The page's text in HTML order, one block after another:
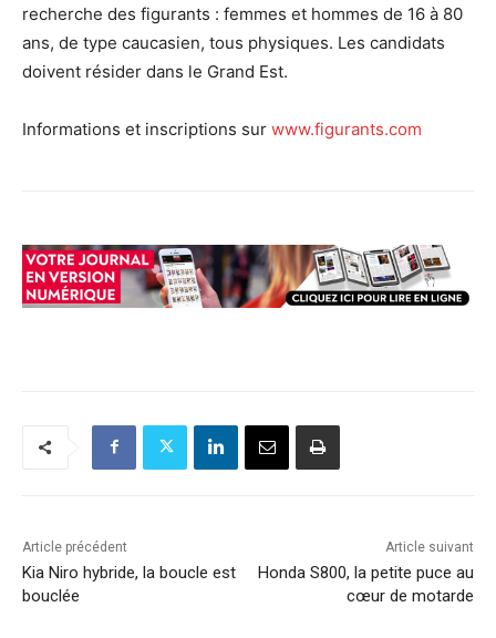
recherche des figurants : femmes et hommes de 16 à 80
ans, de type caucasien, tous physiques. Les candidats
doivent résider dans le Grand Est.
Informations et inscriptions sur www.figurants.com
Article précédent
Kia Niro hybride, la boucle est
bouclée
Article suivant
Honda S800, la petite puce au
cœur de motarde